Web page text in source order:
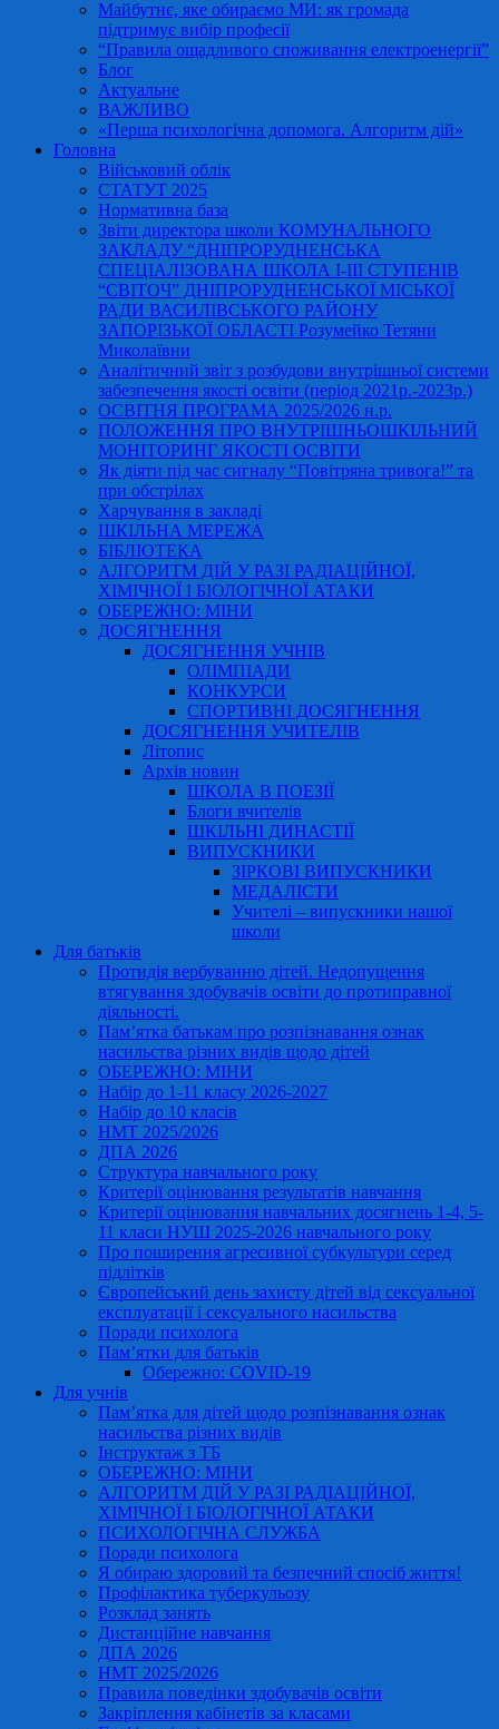
Майбутнє, яке обираємо МИ: як громада
підтримує вибір професії
“Правила ощадливого споживання електроенергії”
Блог
Актуальне
ВАЖЛИВО
«Перша психологічна допомога. Алгоритм дій»
Головна
Військовий облік
СТАТУТ 2025
Нормативна база
Звіти директора школи КОМУНАЛЬНОГО
ЗАКЛАДУ “ДНІПРОРУДНЕНСЬКА
СПЕЦІАЛІЗОВАНА ШКОЛА І-ІІІ СТУПЕНІВ
“СВІТОЧ” ДНІПРОРУДНЕНСЬКОЇ МІСЬКОЇ
РАДИ ВАСИЛІВСЬКОГО РАЙОНУ
ЗАПОРІЗЬКОЇ ОБЛАСТІ Розумейко Тетяни
Миколаївни
Аналітичний звіт з розбудови внутрішньої системи
забезпечення якості освіти (період 2021р.-2023р.)
ОСВІТНЯ ПРОГРАМА 2025/2026 н.р.
ПОЛОЖЕННЯ ПРО ВНУТРІШНЬОШКІЛЬНИЙ
МОНІТОРИНГ ЯКОСТІ ОСВІТИ
Як діяти під час сигналу “Повітряна тривога!” та
при обстрілах
Харчування в закладі
ШКІЛЬНА МЕРЕЖА
БІБЛІОТЕКА
АЛГОРИТМ ДІЙ У РАЗІ РАДІАЦІЙНОЇ,
ХІМІЧНОЇ І БІОЛОГІЧНОЇ АТАКИ
ОБЕРЕЖНО: МІНИ
ДОСЯГНЕННЯ
ДОСЯГНЕННЯ УЧНІВ
ОЛІМПІАДИ
КОНКУРСИ
СПОРТИВНІ ДОСЯГНЕННЯ
ДОСЯГНЕННЯ УЧИТЕЛІВ
Літопис
Архів новин
ШКОЛА В ПОЕЗІЇ
Блоги вчителів
ШКІЛЬНІ ДИНАСТІЇ
ВИПУСКНИКИ
ЗІРКОВІ ВИПУСКНИКИ
МЕДАЛІСТИ
Учителі – випускники нашої
школи
Для батьків
Протидія вербуванню дітей. Недопущення
втягування здобувачів освіти до протиправної
діяльності.
Пам’ятка батькам про розпізнавання ознак
насильства різних видів щодо дітей
ОБЕРЕЖНО: МІНИ
Набір до 1-11 класу 2026-2027
Набір до 10 класів
НМТ 2025/2026
ДПА 2026
Структура навчального року
Критерії оцінювання результатів навчання
Критерії оцінювання навчальних досягнень 1-4, 5-
11 класи НУШ 2025-2026 навчального року
Про поширення агресивної субкультури серед
підлітків
Європейський день захисту дітей від сексуальної
експлуатації і сексуального насильства
Поради психолога
Пам’ятки для батьків
Обережно: COVID-19
Для учнів
Пам’ятка для дітей щодо розпізнавання ознак
насильства різних видів
Інструктаж з ТБ
ОБЕРЕЖНО: МІНИ
АЛГОРИТМ ДІЙ У РАЗІ РАДІАЦІЙНОЇ,
ХІМІЧНОЇ І БІОЛОГІЧНОЇ АТАКИ
ПСИХОЛОГІЧНА СЛУЖБА
Поради психолога
Я обираю здоровий та безпечний спосіб життя!
Профілактика туберкульозу
Розклад занять
Дистанційне навчання
ДПА 2026
НМТ 2025/2026
Правила поведінки здобувачів освіти
Закріплення кабінетів за класами